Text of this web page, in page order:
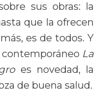
sus obras: la
que la ofrecen
es de todos. Y
contemporáneo La
es novedad, la
de buena salud.